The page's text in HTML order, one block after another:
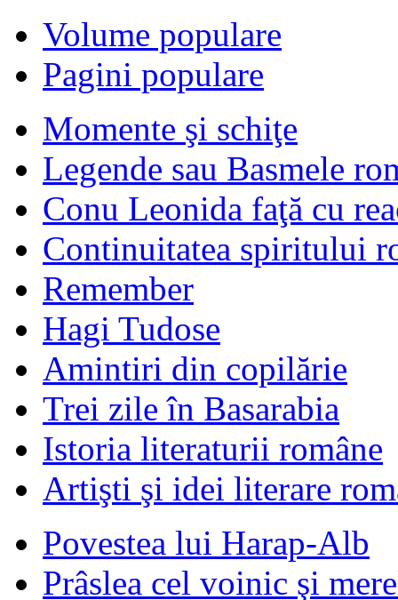
Volume populare
Pagini populare
Momente şi schiţe
Legende sau Basmele
Conu Leonida faţă cu
Continuitatea spiritului
Remember
Hagi Tudose
Amintiri din copilărie
Trei zile în Basarabia
Istoria literaturii române
Artişti şi idei literare
Povestea lui Harap-Alb
Prâslea cel voinic şi